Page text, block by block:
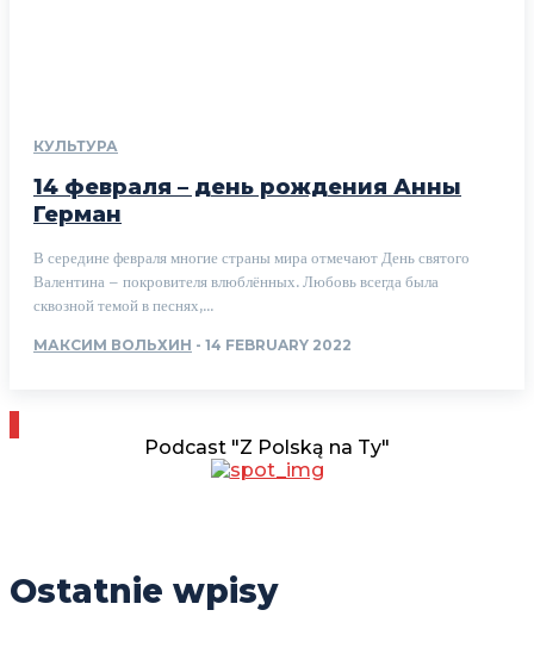
КУЛЬТУРА
14 февраля – день рождения Анны
Герман
В середине февраля многие страны мира отмечают День святого
Валентина – покровителя влюблённых. Любовь всегда была
сквозной темой в песнях,...
МАКСИМ ВОЛЬХИН - 14 FEBRUARY 2022
Podcast "Z Polską na Ty"
Ostatnie wpisy